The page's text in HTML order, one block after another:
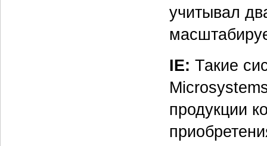
учитывал
IE: Такие
продукции